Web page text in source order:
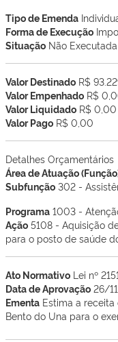
Tipo de Emenda
Forma de Execução
Situação Não Executada
Valor Destinado R$
Valor Empenhado R$
Valor Liquidado R$ 0,00
Valor Pago R$ 0,00
Detalhes Orçamentários
Área de Atuação
Subfunção 302 -
Programa 1003 -
Ação 5108 - Aquisição
para o posto de saúde
Ato Normativo Lei nº
Data de Aprovação 26/
Ementa Estima a
Bento do Una para o